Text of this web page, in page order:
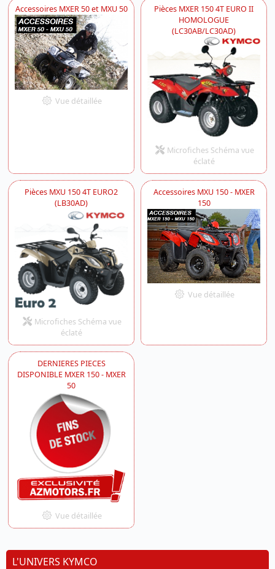
Accessoires MXER 50 et MXU 50
Vue détaillée
Pièces MXER 150 4T EURO II
HOMOLOGUE
(LC30AB/LC30AD)
Microfiches Schéma vue
éclaté
Pièces MXU 150 4T EURO2
(LB30AD)
Microfiches Schéma vue
éclaté
Accessoires MXU 150 - MXER
150
Vue détaillée
DERNIERES PIECES
DISPONIBLE MXER 150 - MXER
50
Vue détaillée
L'UNIVERS KYMCO